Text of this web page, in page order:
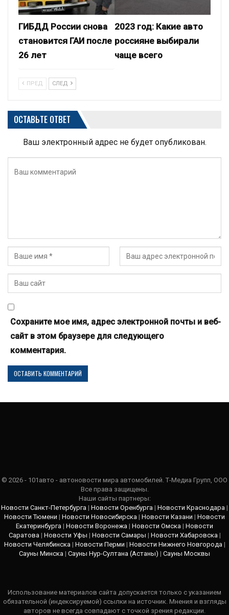
ГИБДД России снова
становится ГАИ после
26 лет
2023 год: Какие авто
россияне выбирали
чаще всего
ПРЕД СЛЕД
ОСТАВЬТЕ ОТВЕТ
Ваш электронный адрес не будет опубликован.
Сохраните мое имя, адрес электронной почты и веб-
сайт в этом браузере для следующего
комментария.
© 2026 - 101авто - автоновости мира автомобилей. Т-Медиа Групп, ООО
Все права защищены.
Наши сайты партнеры:
Новости Санкт-Петербурга | Новости Оренбурга | Новости Краснодара |
Новости Тюмени | Новости Новосибирска | Новости Казани | Новости
Екатеринбурга | Новости Воронежа | Новости Омска | Новости
Саратова| Новости Уфы | Новости Самары | Новости Хабаровска|
Новости Челябинска| Новости Перми | Новости Нижнего Новгорода|
Сауны Минска | Сауны Нур-Султана (Астаны) | Сауны Москвы
Использование материалов сайта допускается только с указанием
обязательной (индексируемой) ссылки на источник. Мнения и взгляды
авторов не всегда совпадают с точкой зрения редакции.